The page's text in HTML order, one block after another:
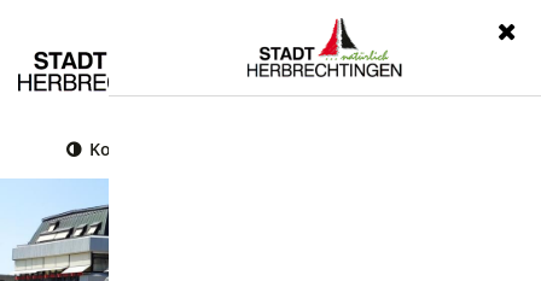
Kontrast